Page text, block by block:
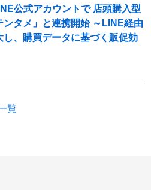
公式アカウントで 店頭購入型
タメ」と連携開始 ～LINE経由
、購買データに基づく販促効
覧